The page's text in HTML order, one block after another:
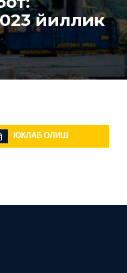
йиллик
ЮКЛАБ ОЛИШ